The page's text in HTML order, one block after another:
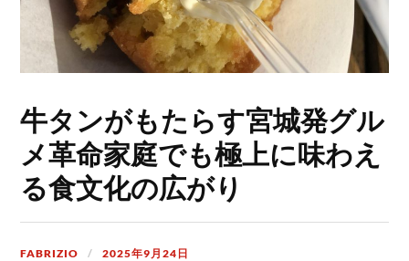
牛タンがもたらす宮城発グル
メ革命家庭でも極上に味わえ
る食文化の広がり
FABRIZIO 2025年9月24日